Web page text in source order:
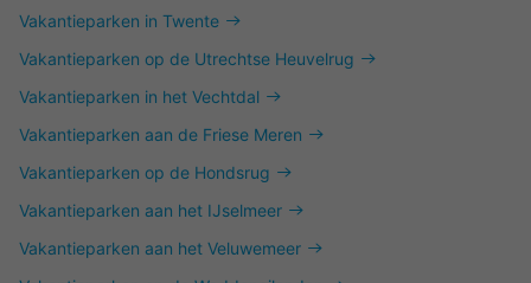
Vakantieparken in Twente
Vakantieparken op de Utrechtse Heuvelrug
Vakantieparken in het Vechtdal
Vakantieparken aan de Friese Meren
Vakantieparken op de Hondsrug
Vakantieparken aan het IJselmeer
Vakantieparken aan het Veluwemeer